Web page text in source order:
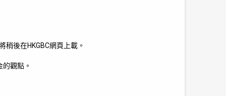
後在HKGBC網頁上載。
觀點。